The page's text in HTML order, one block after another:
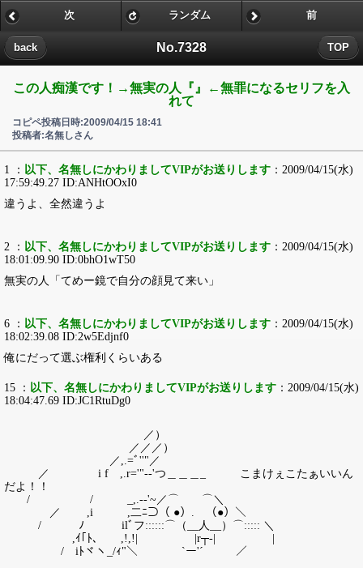
No.7328
back TOP
次 ランダム 前
この人痴漢です！→無実の人『』←無罪になるセリフを入
れて
コピペ投稿日時:2009/04/15 18:41
投稿者:名無しさん
1 ： 以下、名無しにかわりましてVIPがお送りします ：2009/04/15(水)
17:59:49.27 ID:ANHtOOxI0
違うよ、全然違うよ
2 ： 以下、名無しにかわりましてVIPがお送りします ：2009/04/15(水)
18:01:09.90 ID:0bhO1wT50
無実の人「てめー鏡で自分の顔見て来い」
6 ： 以下、名無しにかわりましてVIPがお送りします ：2009/04/15(水)
18:02:39.08 ID:2w5Edjnf0
俺にだって選ぶ権利くらいある
15 ： 以下、名無しにかわりましてVIPがお送りします ：2009/04/15(水)
18:04:47.69 ID:JC1RtuDg0
／）
／／／）
／,.=ﾞ''"／
／ i f ,.r='"-‐'つ＿＿＿_ こまけぇこたぁいいん
だよ！！
/ / _,.-‐'~／⌒ ⌒＼
／ ,i ,二ﾆ⊃（ ●）. （●）＼
/ ﾉ ilﾞフ::::::⌒（__人__）⌒::::: ＼
,ｲ｢ﾄ､ ,!,!| |r┬-| |
/ iﾄヾヽ_/ｨ"＼ `ー'´ ／